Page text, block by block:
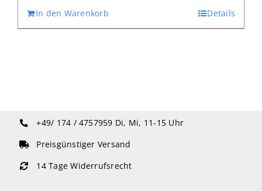
In den Warenkorb Details
+49/ 174 / 4757959 Di, Mi, 11-15 Uhr
Preisgünstiger Versand
14 Tage Widerrufsrecht